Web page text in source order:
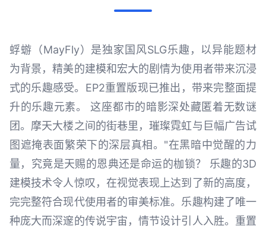
蜉蝣（MayFly）是独家国风SLG乐趣，以异能题材
为背景，精美的建模和宏大的剧情为使用者带来沉浸
式的乐趣感受。EP2重置版现已推出，带来完整面提
升的乐趣元素。 这座都市的暗影深处藏匿着无数谜
团。摩天大楼之间的街巷里，璀璨霓虹与巨幅广告试
图遮掩表面繁荣下的深层真相。"在黑暗中觉醒的力
量，究竟是天赐的恩典还是命运的枷锁？ 乐趣的3D
建模技术令人惊叹，在视觉表现上达到了新的高度，
完完整符合现代使用者的审美标准。乐趣构建了唯一
种庞大而深邃的传说宇宙，情节设计引人入胜。重置